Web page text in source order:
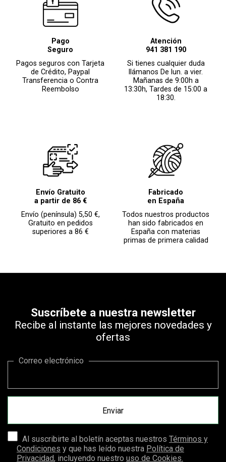
Pago
Seguro
Pagos seguros con Tarjeta
de Crédito, Paypal
Transferencia o Contra
Reembolso
Atención
941 381 190
Si tienes cualquier duda
llámanos De lun. a vier.
Mañanas de 9:00h a
13:30h, Tardes de 15:00 a
18:30.
Envío Gratuito
a partir de 86 €
Envío (península) 5,50 €,
Gratuito en pedidos
superiores a 86 €
Fabricado
en España
Todos nuestros productos
han sido fabricados en
España con materias
primas de primera calidad
Suscríbete a nuestra newsletter
Recibe al instante las mejores novedades y
ofertas
Correo electrónico
Al suscribirte al boletín aceptas nuestros Términos y
Condiciones y que has leído nuestra Política de
Privacidad, incluyendo nuestro uso de Cookies.